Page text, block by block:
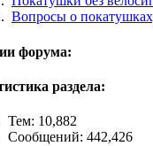
Вопросы о
форума:
раздела:
Тем: 10,882
Сообщений: 442,426